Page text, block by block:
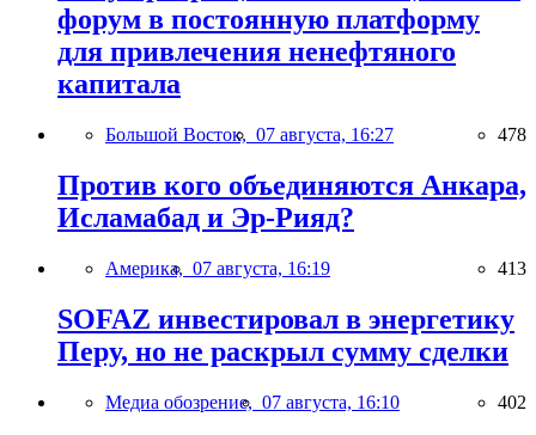
форум в постоянную платформу
для привлечения ненефтяного
капитала
Большой Восток, 07 августа, 16:27 478
Против кого объединяются Анкара,
Исламабад и Эр-Рияд?
Америка, 07 августа, 16:19 413
SOFAZ инвестировал в энергетику
Перу, но не раскрыл сумму сделки
Медиа обозрение, 07 августа, 16:10 402